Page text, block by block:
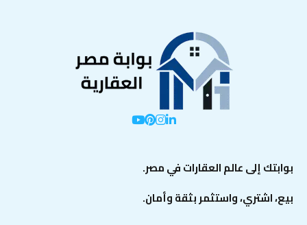
بوابتك إلى عالم العقارات في مصر.
بيع، اشتري، واستثمر بثقة وأمان.